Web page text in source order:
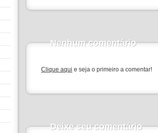
Nenhum comentário
Clique aqui e seja o primeiro a comentar!
Deixe seu comentário